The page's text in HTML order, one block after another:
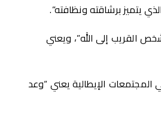
يتميز برشاقته ونظافته”.
القريب إلى الله”، ويعني
الإيطالية يعني “وعد